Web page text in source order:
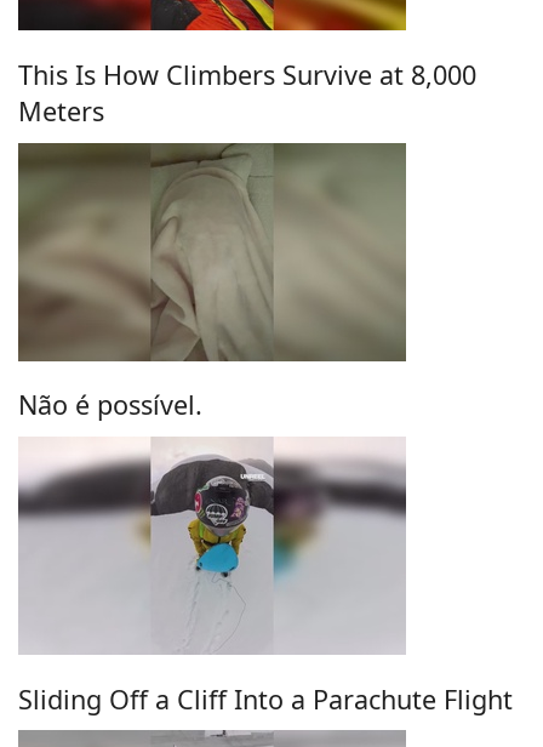
This Is How Climbers Survive at 8,000
Meters
Não é possível.
Sliding Off a Cliff Into a Parachute Flight